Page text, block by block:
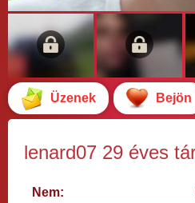
Üzenek Bejön
lenard07 29 éves
Nem: